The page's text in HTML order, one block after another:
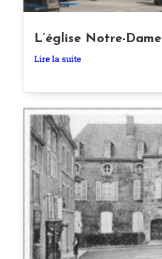
L’église Notre-Dame
Lire la suite